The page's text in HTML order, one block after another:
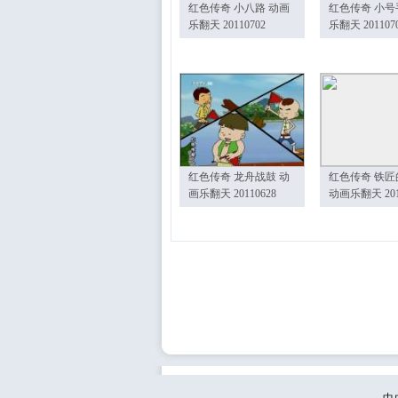
红色传奇 小八路 动画
乐翻天 20110702
红色传奇 小号
乐翻天
红色传奇 龙舟战鼓 动
画乐翻天 20110628
红色传奇 铁匠
动画乐翻天